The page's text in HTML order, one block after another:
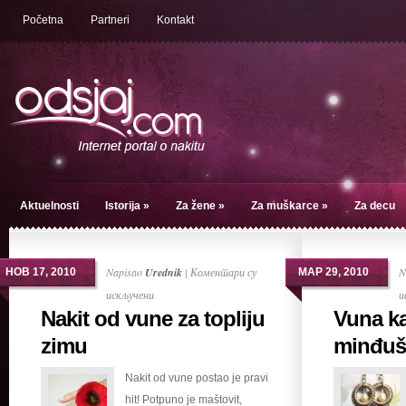
Početna Partneri Kontakt
Aktuelnosti Istorija » Za žene » Za muškarce » Za decu
НОВ 17, 2010 Napisao Urednik | Коментари су
искљученина
Nakit
za
topliju
Nakit od vune za topliju
zimu
Nakit od vune postao je pravi
hit! Potpuno je maštovit,
МАР 29, 2010
Vuna